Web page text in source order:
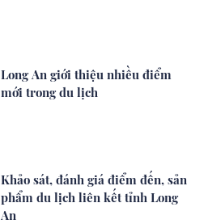
Long An giới thiệu nhiều điểm
mới trong du lịch
Khảo sát, đánh giá điểm đến, sản
phẩm du lịch liên kết tỉnh Long
An